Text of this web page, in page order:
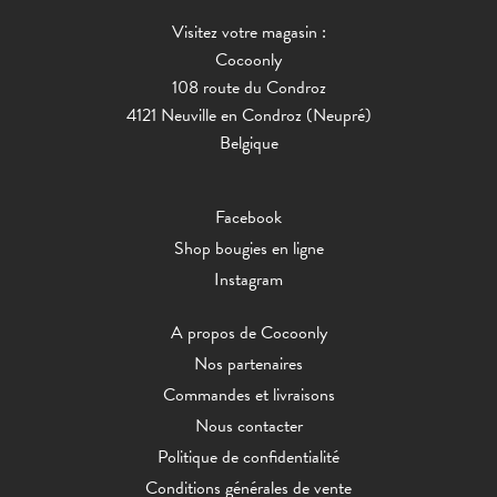
Visitez votre magasin :
Cocoonly
108 route du Condroz
4121 Neuville en Condroz (Neupré)
Belgique
Facebook
Shop bougies en ligne
Instagram
A propos de Cocoonly
Nos partenaires
Commandes et livraisons
Nous contacter
Politique de confidentialité
Conditions générales de vente